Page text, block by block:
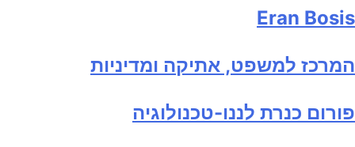
Eran Bosis
המרכז למשפט, אתיקה ומדיניות
פורום כנרת לננו-טכנולוגיה